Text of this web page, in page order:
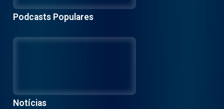
Podcasts Populares
Notícias